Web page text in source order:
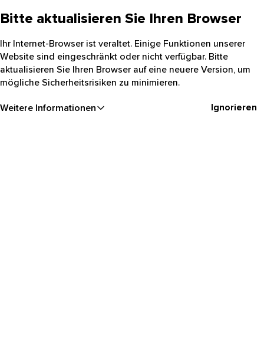
Bitte aktualisieren Sie Ihren Browser
Ihr Internet-Browser ist veraltet. Einige Funktionen unserer
Website sind eingeschränkt oder nicht verfügbar. Bitte
aktualisieren Sie Ihren Browser auf eine neuere Version, um
mögliche Sicherheitsrisiken zu minimieren.
Weitere Informationen Ignorieren